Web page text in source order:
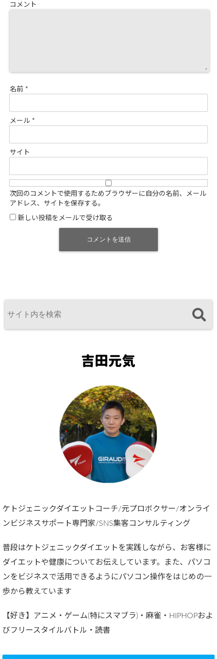
コメント
名前 *
メール *
サイト
次回のコメントで使用するためブラウザーに自分の名前、メール
アドレス、サイトを保存する。
新しい投稿をメールで受け取る
ケトジェニックダイエットコーチ/元プロボクサー/オンライ
ンビジネスサポート専門家/SNS集客コンサルティング
普段はケトジェニックダイエットを実践しながら、お客様に
ダイエットや健康についてお伝えしています。また、パソコ
ンをビジネスで活用できるようにパソコン操作をはじめの一
歩から教えています
【好き】アニメ・ゲーム(特にスマブラ)・麻雀・HIPHOPおよ
びフリースタイルバトル・読書